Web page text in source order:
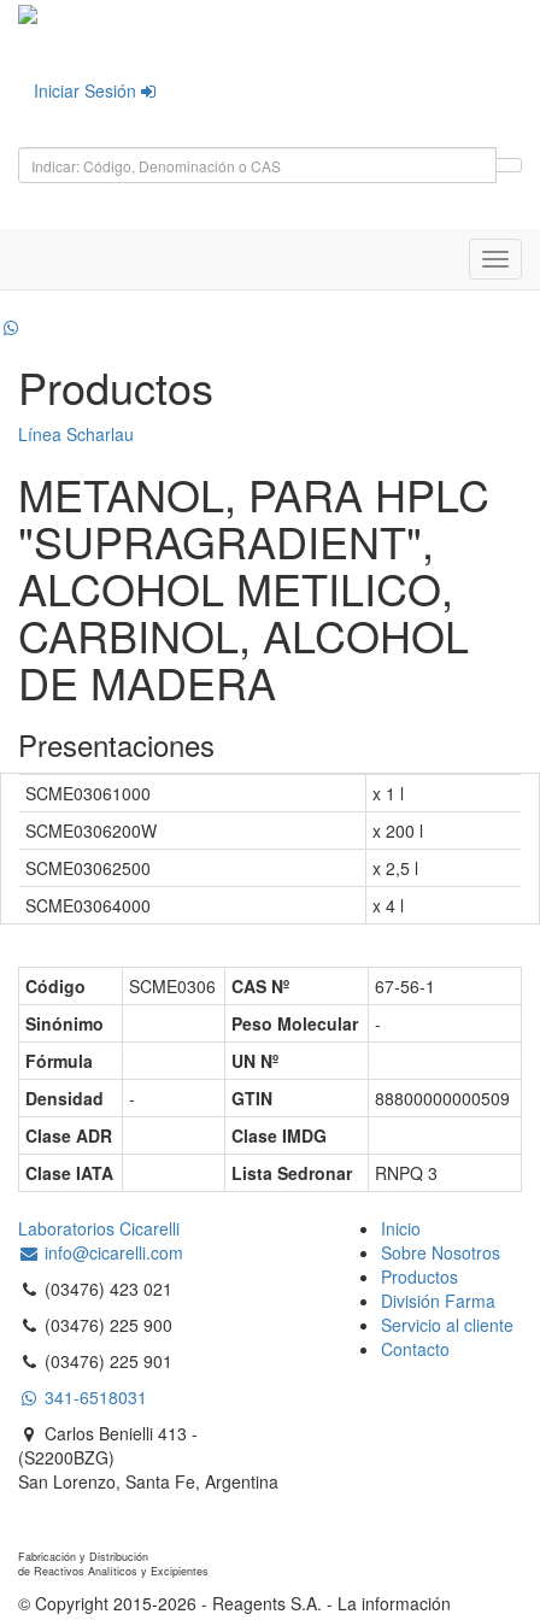
Iniciar Sesión
Productos
Línea Scharlau
METANOL, PARA HPLC
"SUPRAGRADIENT",
ALCOHOL METILICO,
CARBINOL, ALCOHOL
DE MADERA
Presentaciones
SCME03061000
x 1 l
SCME0306200W
x 200 l
SCME03062500
x 2,5 l
SCME03064000
x 4 l
Código SCME0306 CAS Nº
67-56-1
Sinónimo
Peso Molecular
-
Fórmula
UN Nº
Densidad
- GTIN
88800000000509
Clase ADR
Clase IMDG
Clase IATA
Lista Sedronar RNPQ 3
Laboratorios Cicarelli
info@cicarelli.com
(03476) 423 021
(03476) 225 900
(03476) 225 901
341-6518031
Carlos Benielli 413 -
(S2200BZG)
San Lorenzo, Santa Fe, Argentina
Inicio
Sobre Nosotros
Productos
División Farma
Servicio al cliente
Contacto
Fabricación y Distribución
de Reactivos Analíticos y Excipientes
© Copyright 2015-2026 - Reagents S.A. - La información